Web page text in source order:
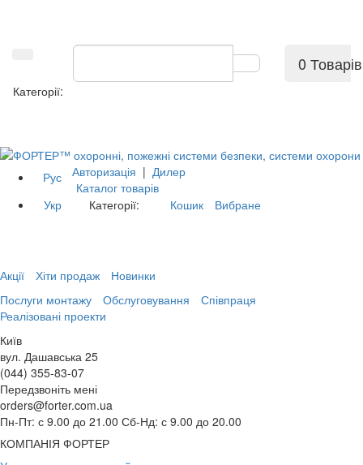
0 Товарів
Категорії:
Рус
Укр
Авторизація | Дилер
Каталог товарів
Категорії:
Кошик Вибране
Акції Хіти продаж
Новинки
Послуги монтажу
Обслуговування
Співпраця
Реалізовані проекти
Київ
вул. Дашавська 25
(044) 355-83-07
Передзвоніть мені
orders@forter.com.ua
Пн-Пт: с 9.00 до 21.00 Сб-Нд: с 9.00 до 20.00
КОМПАНІЯ ФОРТЕР